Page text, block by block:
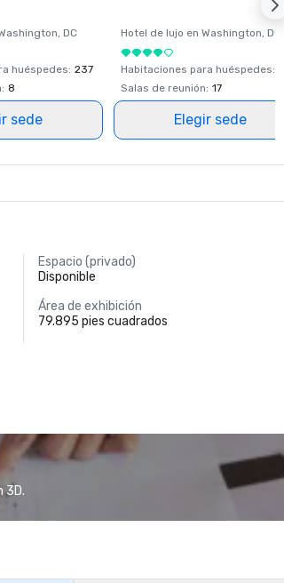
, DC
huéspedes: 237
: 8
sede
Hotel de lujo en Washington, DC
Habitaciones para huéspedes:
Salas de reunión: 17
Elegir sede
Espacio (privado)
Disponible
Área de exhibición
79.895 pies cuadrados
3D.